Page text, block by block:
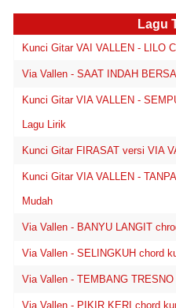
Lagu
Kunci Gitar VAI VALLEN - LILO
Via Vallen - SAAT INDAH
Kunci Gitar VIA VALLEN -
Lagu Lirik
Kunci Gitar FIRASAT versi VIA
Kunci Gitar VIA VALLEN -
Mudah
Via Vallen - BANYU LANGIT
Via Vallen - SELINGKUH chord
Via Vallen - TEMBANG
Via Vallen - PIKIR KERI chord